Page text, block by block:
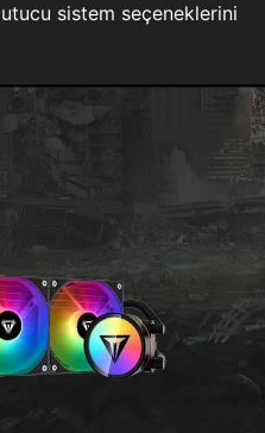
sistem seçeneklerini